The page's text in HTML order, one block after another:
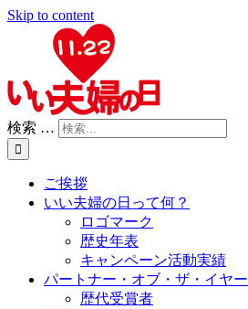
Skip to content
検索 …
ご挨拶
いい夫婦の日って何？
ロゴマーク
歴史年表
キャンペーン活動実績
パートナー・オブ・ザ・イヤー
歴代受賞者